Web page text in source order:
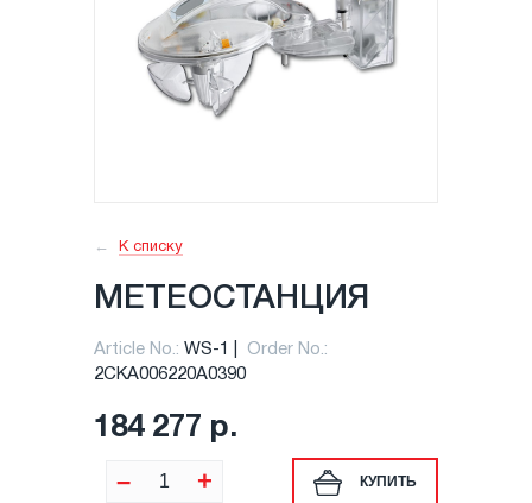
К списку
МЕТЕОСТАНЦИЯ
Article No.: WS-1
Order No.:
2CKA006220A0390
184 277 р.
– + КУПИТЬ